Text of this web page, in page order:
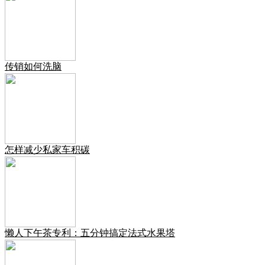
传销如何洗脑
怎样减少私家车积碳
懒人下午茶专利：五分钟搞定法式水果塔